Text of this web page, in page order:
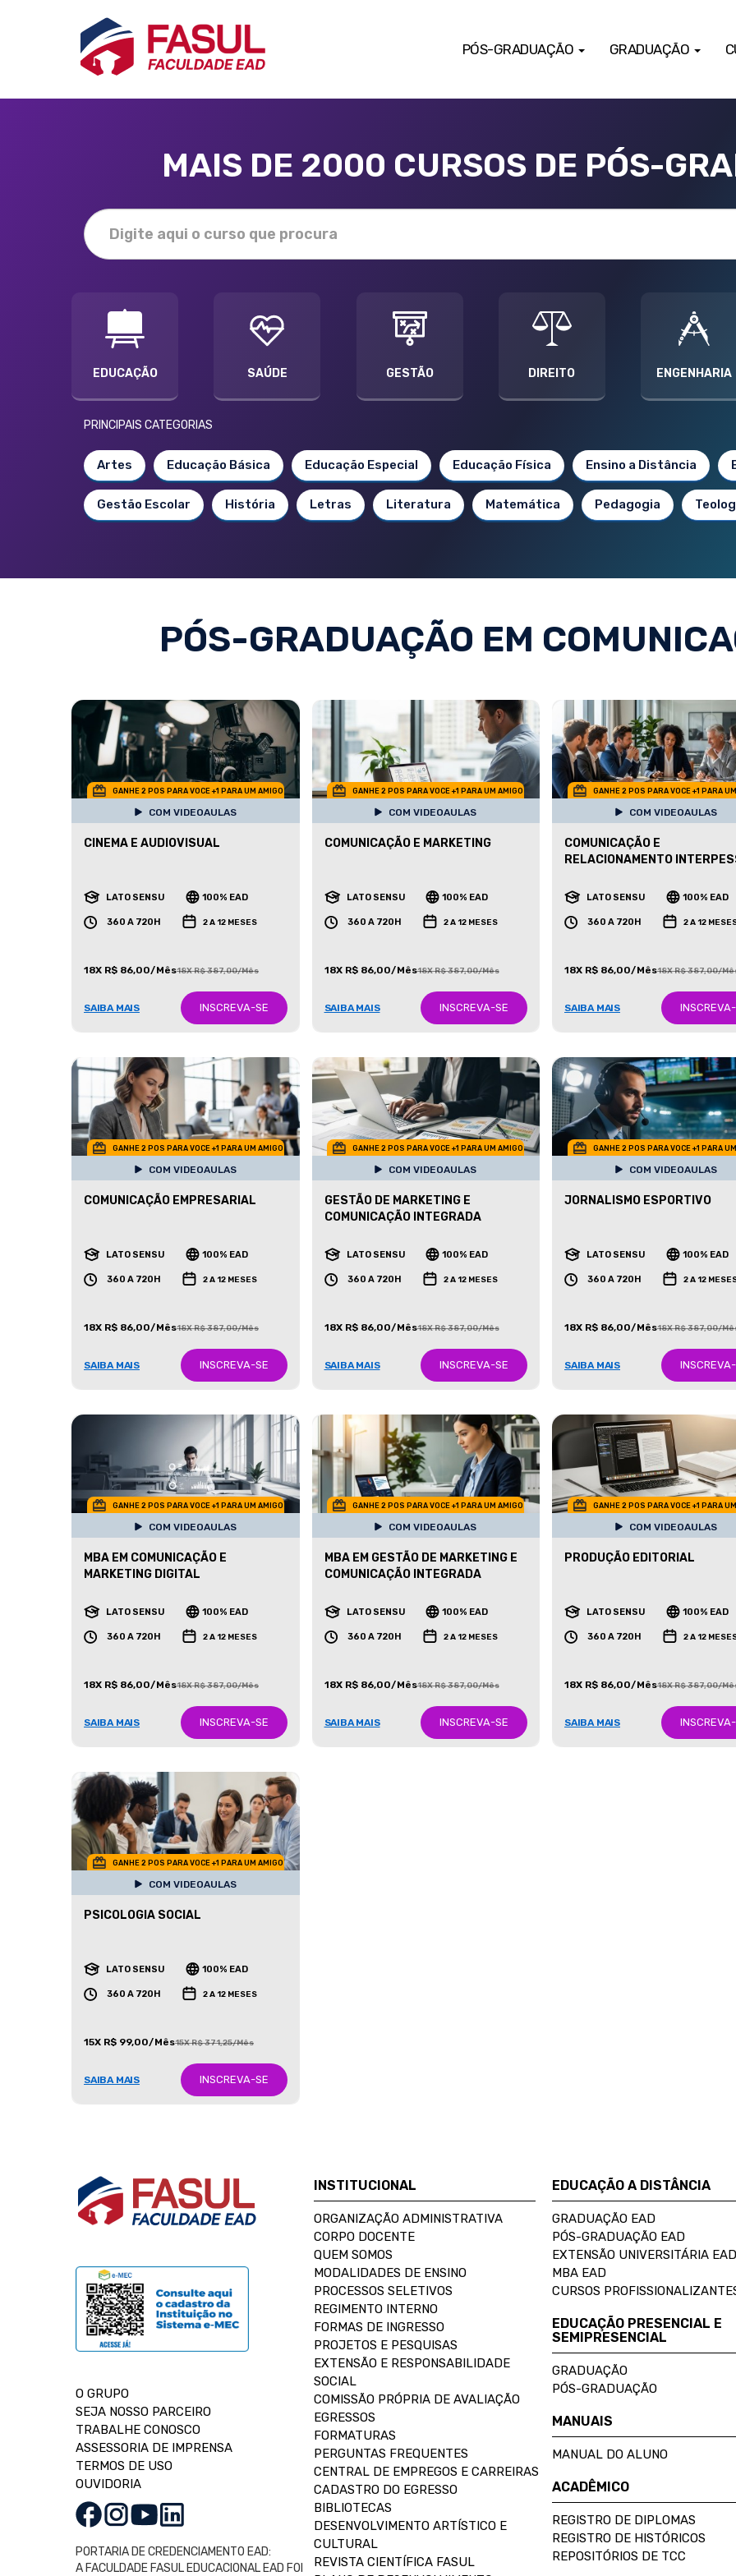
PÓS-GRADUAÇÃO GRADUAÇÃO
MAIS DE 2000 CURSOS DE PÓS-
EDUCAÇÃO SAÚDE GESTÃO DIREITO ENGENHARIA
PRINCIPAIS CATEGORIAS
Artes Educação Básica Educação Especial Educação Física Ensino a Distância
Gestão Escolar História Letras Literatura Matemática Pedagogia
PÓS-GRADUAÇÃO EM
GANHE 2 POS PARA VOCE +1 PARA UM AMIGO
COM VIDEOAULAS
CINEMA E AUDIOVISUAL
LATO SENSU 100% EAD
360 A 720H 2 A 12 MESES
18X R$ 86,00/Mês18X R$ 387,00/Mês
SAIBA MAIS INSCREVA-SE
GANHE 2 POS PARA VOCE +1 PARA UM AMIGO
COM VIDEOAULAS
COMUNICAÇÃO E MARKETING
LATO SENSU 100% EAD
360 A 720H 2 A 12 MESES
18X R$ 86,00/Mês18X R$ 387,00/Mês
SAIBA MAIS INSCREVA-SE
GANHE 2 POS PARA VOCE +1 PARA
COM VIDEOAULAS
COMUNICAÇÃO E
RELACIONAMENTO
LATO SENSU 100% EAD
360 A 720H 2 A 12
18X R$ 86,00/Mês18X R$ 387,00/
SAIBA MAIS
GANHE 2 POS PARA VOCE +1 PARA UM AMIGO
COM VIDEOAULAS
COMUNICAÇÃO EMPRESARIAL
LATO SENSU 100% EAD
360 A 720H 2 A 12 MESES
18X R$ 86,00/Mês18X R$ 387,00/Mês
SAIBA MAIS INSCREVA-SE
GANHE 2 POS PARA VOCE +1 PARA UM AMIGO
COM VIDEOAULAS
GESTÃO DE MARKETING E
COMUNICAÇÃO INTEGRADA
LATO SENSU 100% EAD
360 A 720H 2 A 12 MESES
18X R$ 86,00/Mês18X R$ 387,00/Mês
SAIBA MAIS INSCREVA-SE
GANHE 2 POS PARA VOCE +1 PARA
COM VIDEOAULAS
JORNALISMO ESPORTIVO
LATO SENSU 100% EAD
360 A 720H 2 A 12
18X R$ 86,00/Mês18X R$ 387,00/
SAIBA MAIS
GANHE 2 POS PARA VOCE +1 PARA UM AMIGO
COM VIDEOAULAS
MBA EM COMUNICAÇÃO E
MARKETING DIGITAL
LATO SENSU 100% EAD
360 A 720H 2 A 12 MESES
18X R$ 86,00/Mês18X R$ 387,00/Mês
SAIBA MAIS INSCREVA-SE
GANHE 2 POS PARA VOCE +1 PARA UM AMIGO
COM VIDEOAULAS
MBA EM GESTÃO DE MARKETING E
COMUNICAÇÃO INTEGRADA
LATO SENSU 100% EAD
360 A 720H 2 A 12 MESES
18X R$ 86,00/Mês18X R$ 387,00/Mês
SAIBA MAIS INSCREVA-SE
GANHE 2 POS PARA VOCE +1 PARA
COM VIDEOAULAS
PRODUÇÃO EDITORIAL
LATO SENSU 100% EAD
360 A 720H 2 A 12
18X R$ 86,00/Mês18X R$ 387,00/
SAIBA MAIS
GANHE 2 POS PARA VOCE +1 PARA UM AMIGO
COM VIDEOAULAS
PSICOLOGIA SOCIAL
LATO SENSU 100% EAD
360 A 720H 2 A 12 MESES
15X R$ 99,00/Mês15X R$ 371,25/Mês
SAIBA MAIS INSCREVA-SE
O GRUPO
SEJA NOSSO PARCEIRO
TRABALHE CONOSCO
ASSESSORIA DE IMPRENSA
TERMOS DE USO
OUVIDORIA
PORTARIA DE CREDENCIAMENTO EAD:
A FACULDADE FASUL EDUCACIONAL EAD FOI
INSTITUCIONAL
ORGANIZAÇÃO ADMINISTRATIVA
CORPO DOCENTE
QUEM SOMOS
MODALIDADES DE ENSINO
PROCESSOS SELETIVOS
REGIMENTO INTERNO
FORMAS DE INGRESSO
PROJETOS E PESQUISAS
EXTENSÃO E RESPONSABILIDADE
SOCIAL
COMISSÃO PRÓPRIA DE AVALIAÇÃO
EGRESSOS
FORMATURAS
PERGUNTAS FREQUENTES
CENTRAL DE EMPREGOS E CARREIRAS
CADASTRO DO EGRESSO
BIBLIOTECAS
DESENVOLVIMENTO ARTÍSTICO E
CULTURAL
REVISTA CIENTÍFICA FASUL
EDUCAÇÃO A DISTÂNCIA
GRADUAÇÃO EAD
PÓS-GRADUAÇÃO EAD
EXTENSÃO UNIVERSITÁRIA EAD
MBA EAD
CURSOS
EDUCAÇÃO PRESENCIAL E
SEMIPRESENCIAL
GRADUAÇÃO
PÓS-GRADUAÇÃO
MANUAIS
MANUAL DO ALUNO
ACADÊMICO
REGISTRO DE DIPLOMAS
REGISTRO DE HISTÓRICOS
REPOSITÓRIOS DE TCC